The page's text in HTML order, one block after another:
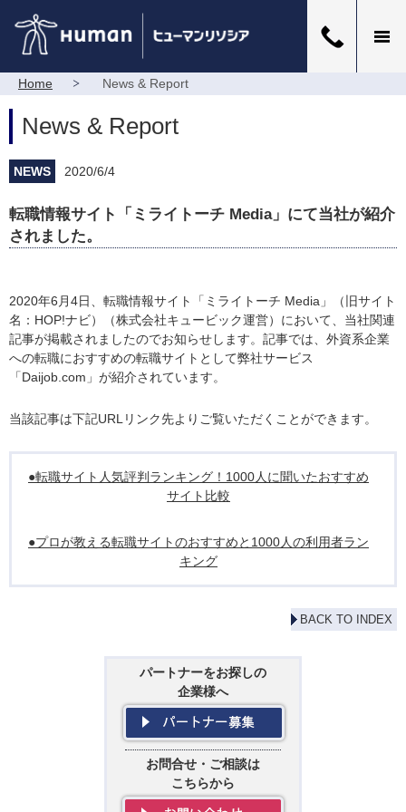
Home News & Report
News & Report
NEWS 2020/6/4
転職情報サイト「ミライトーチ Media」にて当社が紹介
されました。
2020年6月4日、転職情報サイト
「ミライトーチ Media」（旧サイト
名：HOP!ナビ）
（株式会社キュービック運営）において、当社関連
記事が掲載されましたのでお知らせします。記事では、外資系企業
への転職におすすめの転職サイトとして弊社サービス
「Daijob.com」が紹介されています。
当該記事は下記URLリンク先よりご覧いただくことができます。
●転職サイト人気評判ランキング！1000人に聞いたおすすめ
サイト比較
●プロが教える転職サイトのおすすめと1000人の利用者ラン
キング
BACK TO INDEX
パートナーをお探しの
企業様へ
お問合せ・ご相談は
こちらから